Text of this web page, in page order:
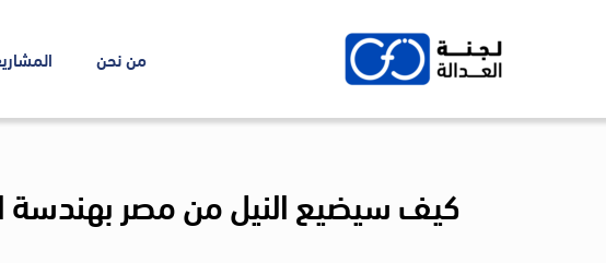
من نحن
كيف سيضيع النيل من مصر بهندسة